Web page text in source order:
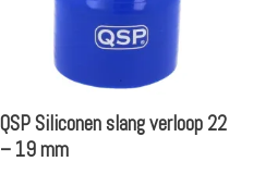
QSP Siliconen slang verloop 22
– 19 mm